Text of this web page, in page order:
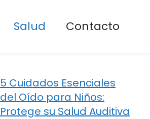
Salud Contacto
5 Cuidados Esenciales
del Oído para Niños:
Protege su Salud Auditiva